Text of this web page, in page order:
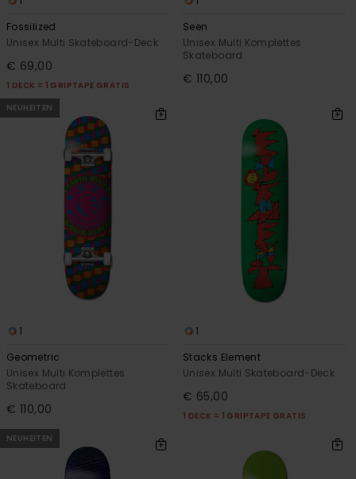
Fossilized
Unisex Multi Skateboard-Deck
€ 69,00
1 DECK = 1 GRIPTAPE GRATIS
Seen
Unisex Multi Komplettes
Skateboard
€ 110,00
NEUHEITEN
1
Geometric
Unisex Multi Komplettes
Skateboard
€ 110,00
1
Stacks Element
Unisex Multi Skateboard-Deck
€ 65,00
1 DECK = 1 GRIPTAPE GRATIS
NEUHEITEN